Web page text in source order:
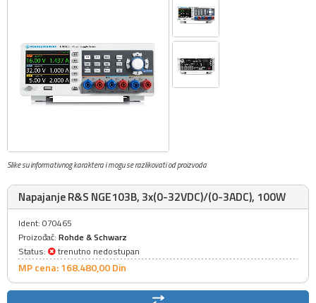
Slike su informativnog karaktera i mogu se razlikovati od proizvoda
Napajanje R&S NGE103B, 3x(0-32VDC)/(0-3ADC), 100W
Ident: 070465
Proizođač: Rohde & Schwarz
Status:
trenutno nedostupan
MP cena: 168.480,00Din